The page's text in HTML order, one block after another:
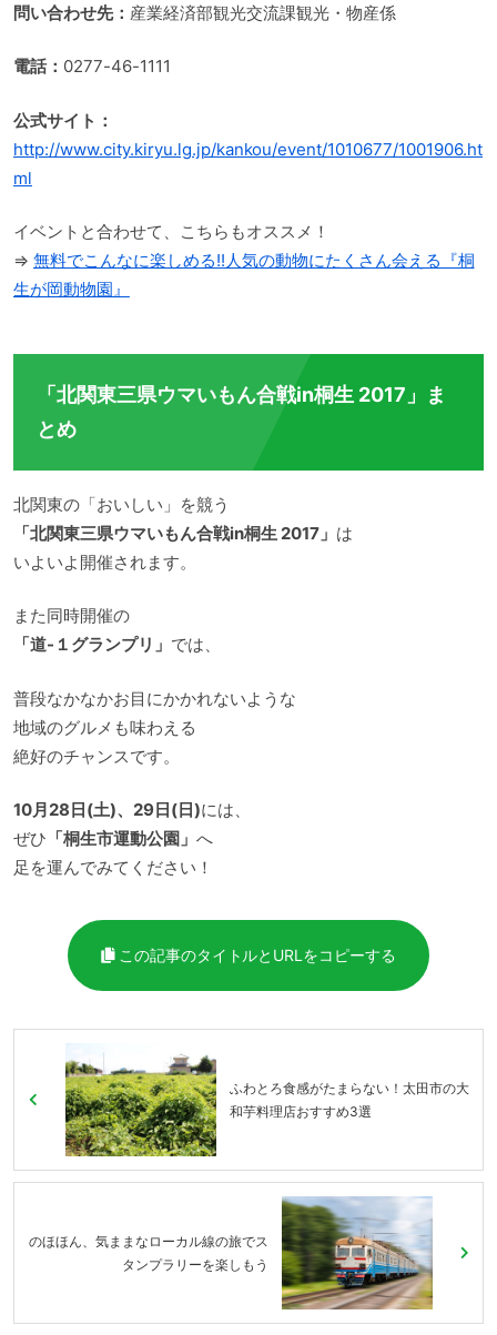
問い合わせ先： 産業経済部観光交流課観光・物産係
電話： 0277-46-1111
公式サイト：
http://www.city.kiryu.lg.jp/kankou/event/1010677/1001906.ht
ml
イベントと合わせて、こちらもオススメ！
⇒ 無料でこんなに楽しめる!!人気の動物にたくさん会える『桐
生が岡動物園』
「北関東三県ウマいもん合戦in桐生 2017」ま
とめ
北関東の「おいしい」を競う
「北関東三県ウマいもん合戦in桐生 2017」 は
いよいよ開催されます。
また同時開催の
「道-１グランプリ」 では、
普段なかなかお目にかかれないような
地域のグルメも味わえる
絶好のチャンスです。
10月28日(土)、29日(日)には、
ぜひ 「桐生市運動公園」 へ
足を運んでみてください！
この記事のタイトルとURLをコピーする
ふわとろ食感がたまらない！太田市の大
和芋料理店おすすめ3選
のほほん、気ままなローカル線の旅でス
タンプラリーを楽しもう